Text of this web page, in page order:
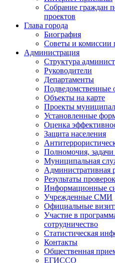
Собрание граждан
проектов
Глава города
Биография
Советы и комиссии
Администрация
Структура
Руководители
Департаменты
Подведомственные
Объекты на карте
Проекты
Установленные
Оценка
Защита населения
Полномочия,
Муниципальная
Административная
Результаты проверок
Информационные
Учрежденные СМИ
Официальные
Участие в
сотрудничество
Статистическая
Контакты
Общественная
ЕГИССО